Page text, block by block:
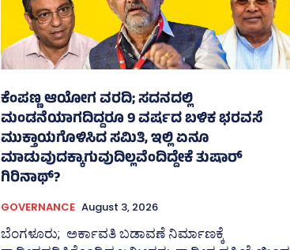
ಕೆಂಪಣ್ಣ ಆಯೋಗ ವರದಿ; ಸದನದಲ್ಲಿ
ಮಂಡನೆಯಾಗದಿದ್ದರೂ 9 ವರ್ಷದ ಬಳಿಕ ಭರವಸೆ
ಮುಕ್ತಾಯಗೊಳಿಸಿದ ಸಮಿತಿ, ಇಲ್ಲಿ ಏನೂ
ಮಾಡುವುದಕ್ಕಾಗುವುದಿಲ್ಲವೆಂದಿದ್ದೇಕೆ ತುಷಾರ್
ಗಿರಿನಾಥ್?
GOVERNANCE August 3, 2026
ಬೆಂಗಳೂರು; ಅರ್ಕಾವತಿ ಬಡಾವಣೆ ನಿರ್ಮಾಣಕ್ಕೆ